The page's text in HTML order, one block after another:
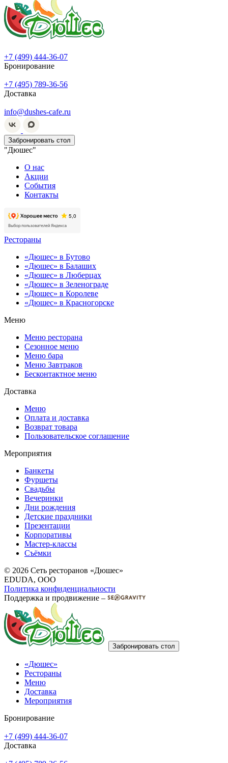
+7 (499) 444-36-07
Бронирование
+7 (495) 789-36-56
Доставка
info@dushes-cafe.ru
Забронировать стол
"Дюшес"
О нас
Акции
События
Контакты
Рестораны
«Дюшес» в Бутово
«Дюшес» в Балаших
«Дюшес» в Люберцах
«Дюшес» в Зеленограде
«Дюшес» в Королеве
«Дюшес» в Красногорске
Меню
Меню ресторана
Сезонное меню
Меню бара
Меню Завтраков
Бесконтактное меню
Доставка
Меню
Оплата и доставка
Возврат товара
Пользовательское соглашение
Мероприятия
Банкеты
Фуршеты
Свадьбы
Вечеринки
Дни рождения
Детские праздники
Презентации
Корпоративы
Мастер-классы
Съёмки
© 2026 Сеть ресторанов «Дюшес»
EDUDA, OOO
Политика конфиденциальности
Поддержка и продвижение –
Забронировать стол
«Дюшес»
Рестораны
Меню
Доставка
Мероприятия
Бронирование
+7 (499) 444-36-07
Доставка